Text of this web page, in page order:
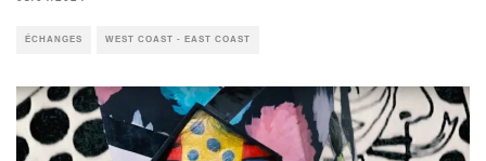
ÉCHANGES WEST COAST - EAST COAST